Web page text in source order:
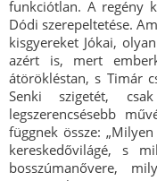
funkciótlan. A regény
Dódi szerepeltetése.
kisgyereket Jókai,
azért is, mert
átörökléstan, s Timár
Senki szigetét,
legszerencsésebb
függnek össze:
kereskedővilágé, s
bosszúmanővere,